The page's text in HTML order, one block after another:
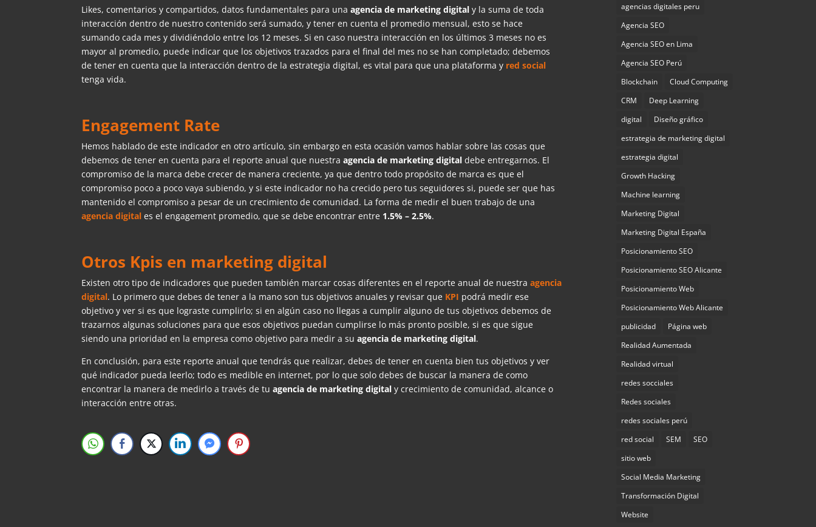
Likes, comentarios y compartidos, datos fundamentales para unaagencia de marketing digital y la suma de toda
interacción dentro de nuestro contenido será sumado, y tener en cuenta el promedio mensual, esto se hace
sumando cada mes y dividiéndolo entre los 12 meses. Si en caso nuestra interacción en los últimos 3 meses no es
mayor al promedio, puede indicar que los objetivos trazados para el final del mes no se han completado; debemos
de tener en cuenta que la interacción dentro de la estrategia digital, es vital para que una plataforma y red social
tenga vida.
Engagement Rate
Hemos hablado de este indicador en otro artículo, sin embargo en esta ocasión vamos hablar sobre las cosas que
debemos de tener en cuenta para el reporte anual que nuestraagencia de marketing digital debe entregarnos. El
compromiso de la marca debe crecer de manera creciente, ya que dentro todo propósito de marca es que el
compromiso poco a poco vaya subiendo, y si este indicador no ha crecido pero tus seguidores si, puede ser que has
mantenido el compromiso a pesar de un crecimiento de comunidad. La forma de medir el buen trabajo de una
agencia digital es el engagement promedio, que se debe encontrar entre 1.5% – 2.5%.
Otros Kpis en marketing digital
Existen otro tipo de indicadores que pueden también marcar cosas diferentes en el reporte anual de nuestra agencia
digital. Lo primero que debes de tener a la mano son tus objetivos anuales y revisar que KPI podrá medir ese
objetivo y ver si es que lograste cumplirlo; si en algún caso no llegas a cumplir alguno de tus objetivos debemos de
trazarnos algunas soluciones para que esos objetivos puedan cumplirse lo más pronto posible, si es que sigue
siendo una prioridad en la empresa como objetivo para medir a suagencia de marketing digital.
En conclusión, para este reporte anual que tendrás que realizar, debes de tener en cuenta bien tus objetivos y ver
qué indicador pueda leerlo; todo es medible en internet, por lo que solo debes de buscar la manera de como
encontrar la manera de medirlo a través de tuagencia de marketing digitaly crecimiento de comunidad, alcance o
interacción entre otras.
agencias digitales peru
Agencia SEO
Agencia SEO en Lima
Agencia SEO Perú
Blockchain
Cloud Computing
CRM
Deep Learning
digital
Diseño gráfico
estrategia de marketing digital
estrategia digital
Growth Hacking
Machine learning
Marketing Digital
Marketing Digital España
Posicionamiento SEO
Posicionamiento SEO Alicante
Posicionamiento Web
Posicionamiento Web Alicante
publicidad
Página web
Realidad Aumentada
Realidad virtual
redes socciales
Redes sociales
redes sociales perú
red social
SEM
SEO
sitio web
Social Media Marketing
Transformación Digital
Website